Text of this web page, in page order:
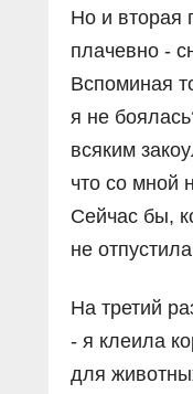
Но и вторая
плачевно -
Вспоминая
я не
всяким
что со мной
Сейчас бы,
не
На третий
- я клеила
для